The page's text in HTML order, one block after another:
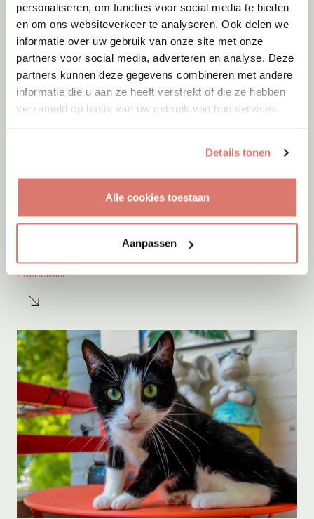
personaliseren, om functies voor social media te bieden
en om ons websiteverkeer te analyseren. Ook delen we
informatie over uw gebruik van onze site met onze
partners voor social media, adverteren en analyse. Deze
partners kunnen deze gegevens combineren met andere
informatie die u aan ze heeft verstrekt of die ze hebben
verzameld op basis van uw gebruik van hun services.
Details tonen
Alle cookies toestaan
Aanpassen
Zwartewaal